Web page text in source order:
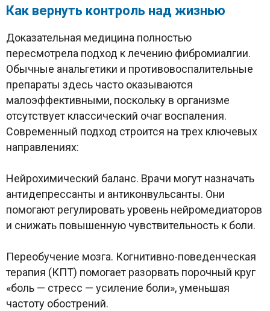
Как вернуть контроль над жизнью
Доказательная медицина полностью
пересмотрела подход к лечению фибромиалгии.
Обычные анальгетики и противовоспалительные
препараты здесь часто оказываются
малоэффективными, поскольку в организме
отсутствует классический очаг воспаления.
Современный подход строится на трех ключевых
направлениях:
Нейрохимический баланс. Врачи могут назначать
антидепрессанты и антиконвульсанты. Они
помогают регулировать уровень нейромедиаторов
и снижать повышенную чувствительность к боли.
Переобучение мозга. Когнитивно-поведенческая
терапия (КПТ) помогает разорвать порочный круг
«боль — стресс — усиление боли», уменьшая
частоту обострений.